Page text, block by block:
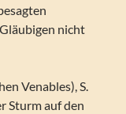
nicht
Venables), S.
Sturm auf den